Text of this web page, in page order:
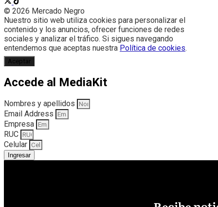
© 2026 Mercado Negro
Nuestro sitio web utiliza cookies para personalizar el
contenido y los anuncios, ofrecer funciones de redes
sociales y analizar el tráfico. Si sigues navegando
entendemos que aceptas nuestra Política de cookies.
Aceptar
Accede al MediaKit
Nombres y apellidos
Email Address
Empresa
RUC
Celular
Ingresar